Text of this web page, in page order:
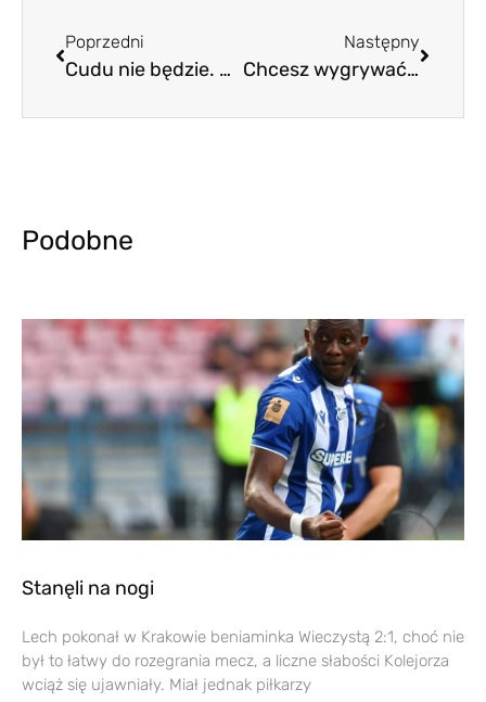
Poprzedni
Cudu nie będzie. Oby nie było też kompromitacji
Następny
Chcesz wygrywać? Musisz sobie pomóc
Podobne
Stanęli na nogi
Lech pokonał w Krakowie beniaminka Wieczystą 2:1, choć nie
był to łatwy do rozegrania mecz, a liczne słabości Kolejorza
wciąż się ujawniały. Miał jednak piłkarzy